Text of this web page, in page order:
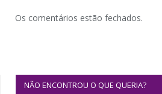
Os comentários estão fechados.
NÃO ENCONTROU O QUE QUERIA?